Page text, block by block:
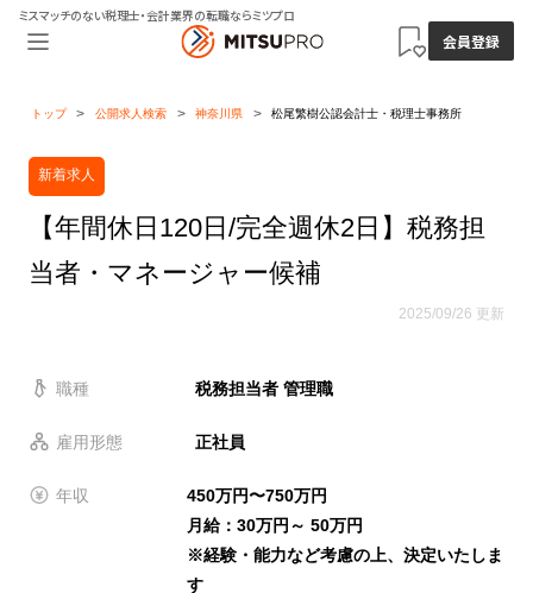
ミスマッチのない税理士・会計業界の転職ならミツプロ
会員登録
トップ 公開求人検索 神奈川県 松尾繁樹公認会計士・税理士事務所
新着求人
【年間休日120日/完全週休2日】税務担
当者・マネージャー候補
2025/09/26 更新
職種 税務担当者 管理職
雇用形態 正社員
年収
450万円〜750万円
月給：30万円～ 50万円
※経験・能力など考慮の上、決定いたしま
す